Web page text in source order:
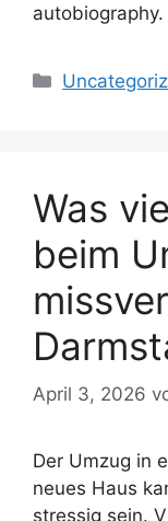
Kategorien
Was
beim
April 3, 2026
Der Umzug in
neues Haus
stressig sein.